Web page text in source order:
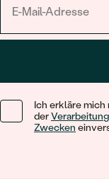
Ich erkläre mich
der
Zwecken